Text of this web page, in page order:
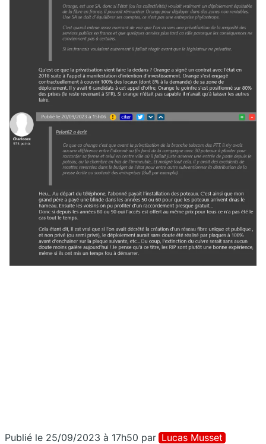
Publié le 25/09/2023 à 17h50 par Lucas Musset